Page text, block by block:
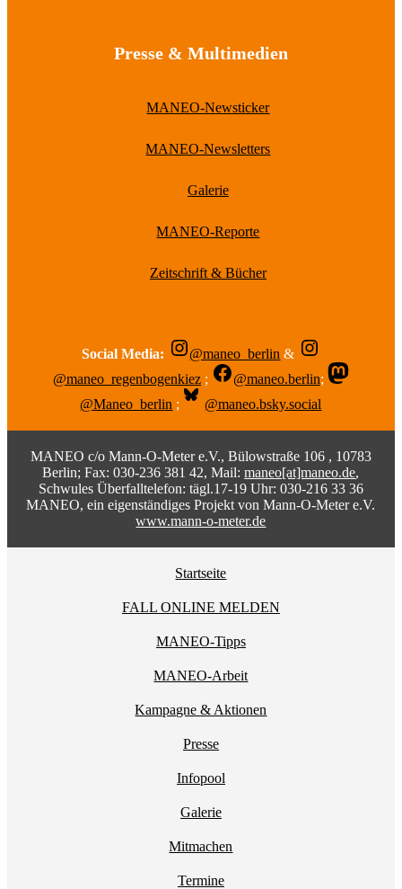
Presse & Multimedien
MANEO-Newsticker
MANEO-Newsletters
Galerie
MANEO-Reporte
Zeitschrift & Bücher
Social Media: @maneo_berlin &
@maneo_regenbogenkiez ; @maneo.berlin;
@Maneo_berlin ; @maneo.bsky.social
MANEO c/o Mann-O-Meter e.V., Bülowstraße 106 , 10783
Berlin; Fax: 030-236 381 42, Mail:maneo[at]maneo.de,
Schwules Überfalltelefon: tägl.17-19 Uhr: 030-216 33 36
MANEO, ein eigenständiges Projekt von Mann-O-Meter e.V.
www.mann-o-meter.de
Startseite
FALL ONLINE MELDEN
MANEO-Tipps
MANEO-Arbeit
Kampagne & Aktionen
Presse
Infopool
Galerie
Mitmachen
Termine